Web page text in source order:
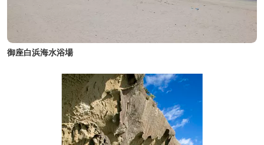
御座白浜海水浴場